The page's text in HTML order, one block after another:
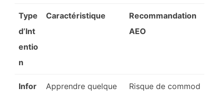
Type
d’Int
entio
n
Caractéristique
Recommandation
AEO
Infor
Apprendre quelque
Risque de commod